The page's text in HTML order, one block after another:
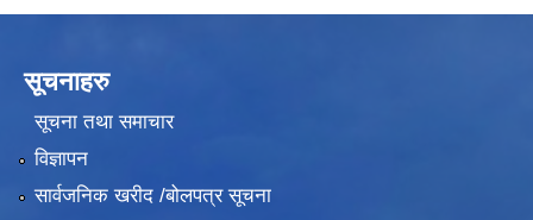
सूचनाहरु
सूचना तथा समाचार
विज्ञापन
सार्वजनिक खरीद /बोलपत्र सूचना